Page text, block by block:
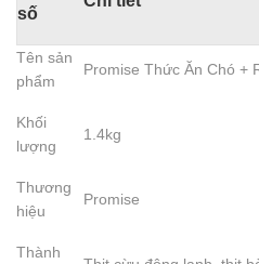
số
Tên sản
phẩm
Promise Thức Ăn Chó +
Khối
lượng
1.4kg
Thương
hiệu
Promise
Thành